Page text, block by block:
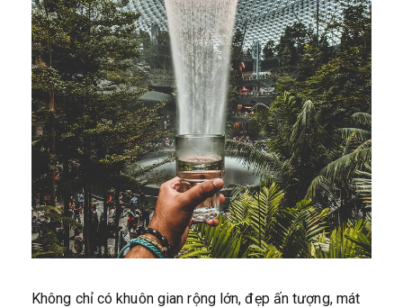
Không chỉ có khuôn gian rộng lớn, đẹp ấn tượng, mát